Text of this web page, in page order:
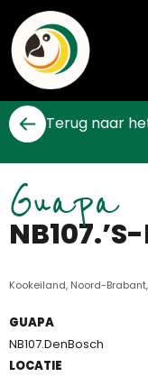
content
Terug naar
Guapa
Kookeiland, Noord-Brabant,
GUAPA
NB107.DenBosch
LOCATIE